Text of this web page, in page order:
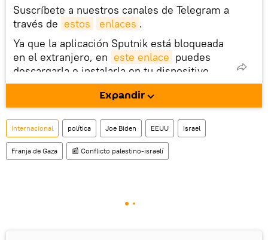
Suscríbete a nuestros canales de Telegram a
través de estos enlaces .
Ya que la aplicación Sputnik está bloqueada
en el extranjero, en este enlace puedes
descargarla e instalarla en tu dispositivo
móvil (¡solo para Android!).
También tenemos una cuenta en la red
social rusa VK .
Expandir
Internacional política Joe Biden EEUU Israel
Franja de Gaza 📰 Conflicto palestino-israelí